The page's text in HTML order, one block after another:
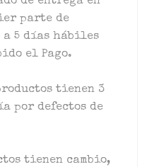
parte de
a 5 días hábiles
el Pago.
tienen 3
por defectos de
tienen cambio,